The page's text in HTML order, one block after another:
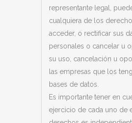
representante legal,
cualquiera de los
acceder, o rectificar sus
personales o cancelar u
su uso, cancelación u
las empresas que los
bases de datos.
Es importante tener en
ejercicio de cada uno de